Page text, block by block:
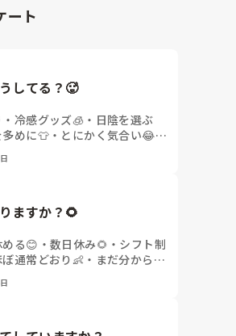
ート
してる？🥵
・ 冷感グッズ🧊 ・ 日陰を選ぶ
めに👕・ とにかく気合い😂・
ますか？🌻
る😊 ・ 数日休み🌻 ・ シフト制
ぼ通常どおり👶 ・ まだ分からな